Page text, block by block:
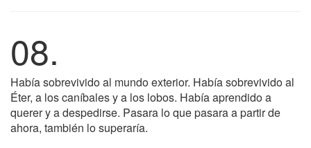
08.
Había sobrevivido al mundo exterior. Había sobrevivido al
Éter, a los caníbales y a los lobos. Había aprendido a
querer y a despedirse. Pasara lo que pasara a partir de
ahora, también lo superaría.